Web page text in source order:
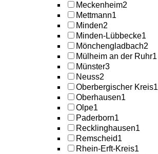
Meckenheim2
Mettmann1
Minden2
Minden-Lübbecke1
Mönchengladbach2
Mülheim an der Ruhr1
Münster3
Neuss2
Oberbergischer Kreis1
Oberhausen1
Olpe1
Paderborn1
Recklinghausen1
Remscheid1
Rhein-Erft-Kreis1